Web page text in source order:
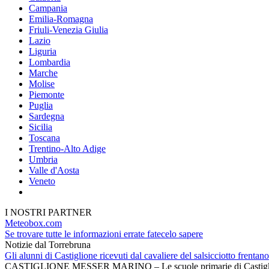
Campania
Emilia-Romagna
Friuli-Venezia Giulia
Lazio
Liguria
Lombardia
Marche
Molise
Piemonte
Puglia
Sardegna
Sicilia
Toscana
Trentino-Alto Adige
Umbria
Valle d'Aosta
Veneto
I NOSTRI PARTNER
Meteobox.com
Se trovare tutte le informazioni errate fatecelo sapere
Notizie dal Torrebruna
Gli alunni di Castiglione ricevuti dal cavaliere del salsicciotto frentano
CASTIGLIONE MESSER MARINO – Le scuole primarie di